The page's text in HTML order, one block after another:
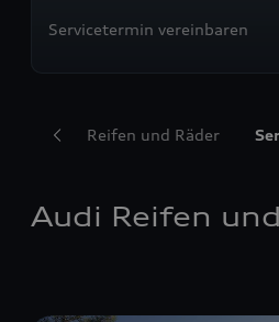
Servicetermin vereinbaren
Audi Reifen und Räder
Audi Reifen